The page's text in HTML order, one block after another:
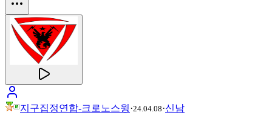
지구집정연합-크로노스윙·24.04.08·신남